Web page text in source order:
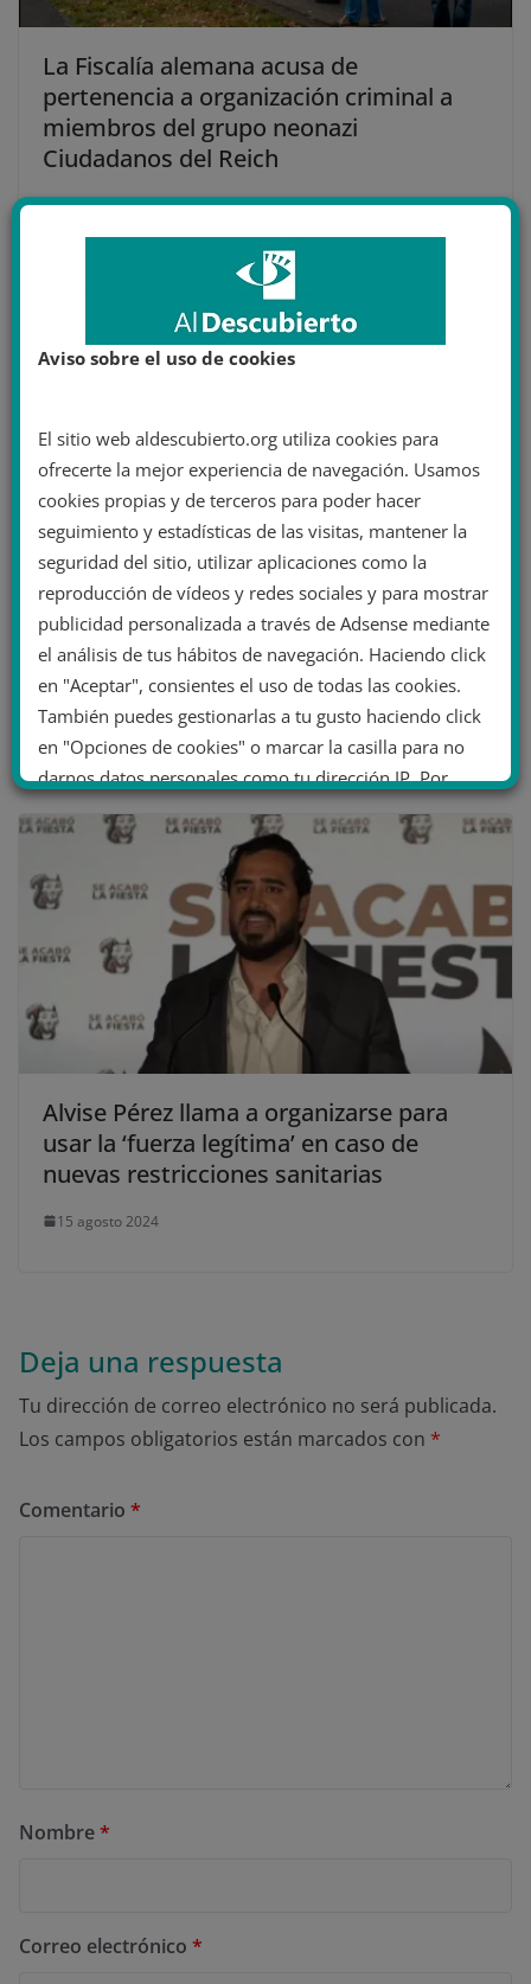
La Fiscalía alemana acusa de
pertenencia a organización criminal a
miembros del grupo neonazi
Ciudadanos del Reich
14 diciembre 2023
Steve Bannon, estratega de Donald
Trump, detrás del informe que denuncia
que el coronavirus se creó en
laboratorio
22 septiembre 2020
Alvise Pérez llama a organizarse para
usar la ‘fuerza legítima’ en caso de
nuevas restricciones sanitarias
15 agosto 2024
Deja una respuesta
Tu dirección de correo electrónico no será publicada.
Los campos obligatorios están marcados con *
Comentario *
Nombre*
Correo electrónico *
Aviso sobre el uso de cookies
El sitio web aldescubierto.org utiliza cookies para
ofrecerte la mejor experiencia de navegación. Usamos
cookies propias y de terceros para poder hacer
seguimiento y estadísticas de las visitas, mantener la
seguridad del sitio, utilizar aplicaciones como la
reproducción de vídeos y redes sociales y para mostrar
publicidad personalizada a través de Adsense mediante
el análisis de tus hábitos de navegación. Haciendo click
en "Aceptar", consientes el uso de todas las cookies.
También puedes gestionarlas a tu gusto haciendo click
en "Opciones de cookies" o marcar la casilla para no
darnos datos personales como tu dirección IP. Por
último, puedes leer nuestra Política de cookies.
No dar mi información personal
Opciones de cookies Aceptar cookies
Rechazar cookies Política de cookies